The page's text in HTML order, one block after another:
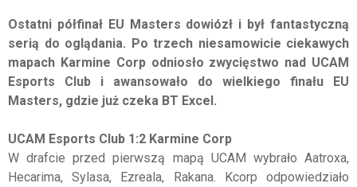
Ostatni półfinał EU Masters dowiózł i był fantastyczną
serią do oglądania. Po trzech niesamowicie ciekawych
mapach Karmine Corp odniosło zwycięstwo nad UCAM
Esports Club i awansowało do wielkiego finału EU
Masters, gdzie już czeka BT Excel.
UCAM Esports Club 1:2 Karmine Corp
W drafcie przed pierwszą mapą UCAM wybrało Aatroxa,
Hecarima, Sylasa, Ezreala, Rakana. Kcorp odpowiedziało